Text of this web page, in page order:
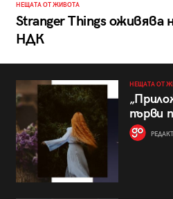
НЕЩАТА ОТ ЖИВОТА
Stranger Things оживява
НДК
НЕЩАТА ОТ
първи